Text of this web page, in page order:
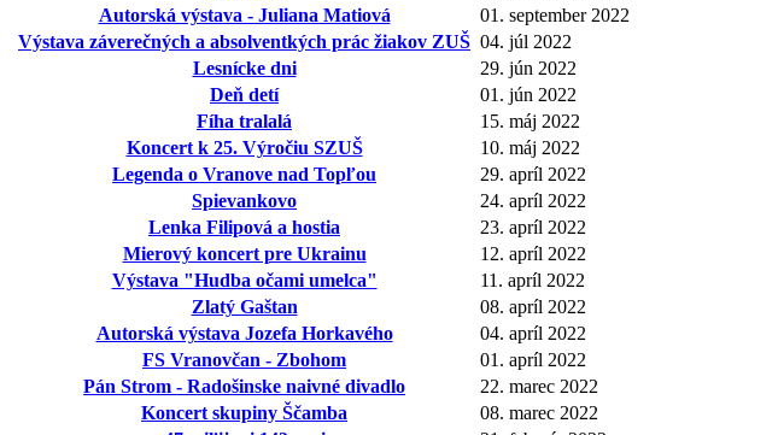
Autorská výstava - Juliana Matiová
01. september 2022
Výstava záverečných a absolventkých prác žiakov ZUŠ 04. júl 2022
Lesnícke dni
29. jún 2022
Deň detí
01. jún 2022
Fíha tralalá
15. máj 2022
Koncert k 25. Výročiu SZUŠ
10. máj 2022
Legenda o Vranove nad Topľou
29. apríl 2022
Spievankovo
24. apríl 2022
Lenka Filipová a hostia
23. apríl 2022
Mierový koncert pre Ukrainu
12. apríl 2022
Výstava "Hudba očami umelca"
11. apríl 2022
Zlatý Gaštan
08. apríl 2022
Autorská výstava Jozefa Horkavého
04. apríl 2022
FS Vranovčan - Zbohom
01. apríl 2022
Pán Strom - Radošinske naivné divadlo
22. marec 2022
Koncert skupiny Ščamba
08. marec 2022